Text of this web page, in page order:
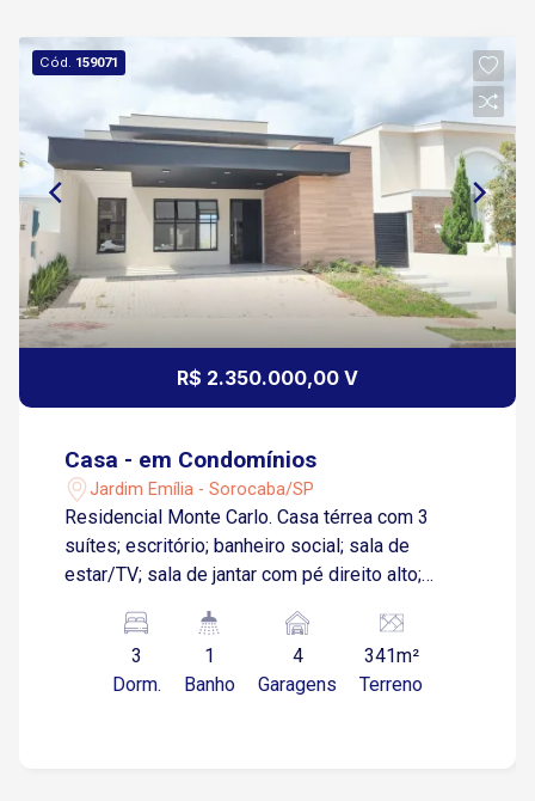
Cód. 159071
R$ 2.350.000,00 V
Casa - em Condomínios
Jardim Emília - Sorocaba/SP
Residencial Monte Carlo. Casa térrea com 3
suítes; escritório; banheiro social; sala de
estar/TV; sala de jantar com pé direito alto;
garagem ampla para 4 carros sendo 2 cobertos;
piscina aquecida; sistema de aquecimento solar
com placas e boiler. Área do terreno 341 m2
3
Dorm.
1
Banho
4
Garagens
341m²
Terreno